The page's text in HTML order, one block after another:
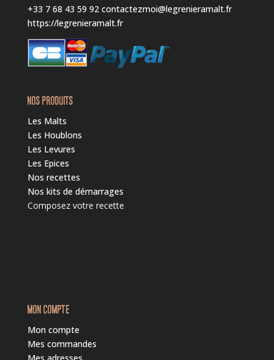
+33 7 68 43 59 92 contactezmoi@legrenieramalt.fr
https://legrenieramalt.fr
NOS PRODUITS
Les Malts
Les Houblons
Les Levures
Les Epices
Nos recettes
Nos kits de démarrages
Composez votre recette
MON COMPTE
Mon compte
Mes commandes